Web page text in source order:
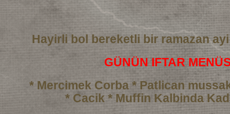
Hayirli bol bereketli bir ramazan
GÜNÜN IFTAR
* Mercimek Corba * Patlican
* Cacik* Muffin Kalbinda